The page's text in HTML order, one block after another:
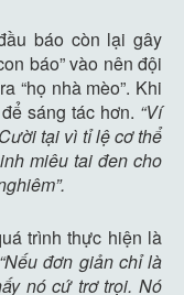
báo còn lại gây
báo” vào nên đội
“họ nhà mèo”. Khi
sáng tác hơn. “Ví
tại vì tỉ lệ cơ thể
miêu tai đen cho
trình thực hiện là
“Nếu đơn giản chỉ là
nó cứ trơ trọi. Nó